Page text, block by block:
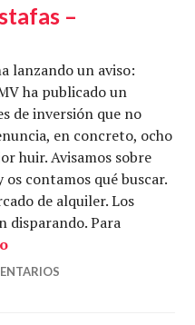
–
lanzando un aviso:
ha publicado un
de inversión que no
en concreto, ocho
huir. Avisamos sobre
os contamos qué buscar.
de alquiler. Los
disparando. Para
Cómo huir de las estafas